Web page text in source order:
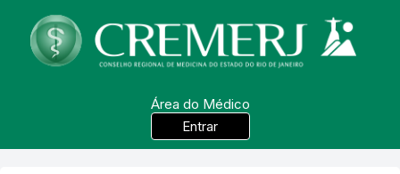
Área do Médico
Entrar